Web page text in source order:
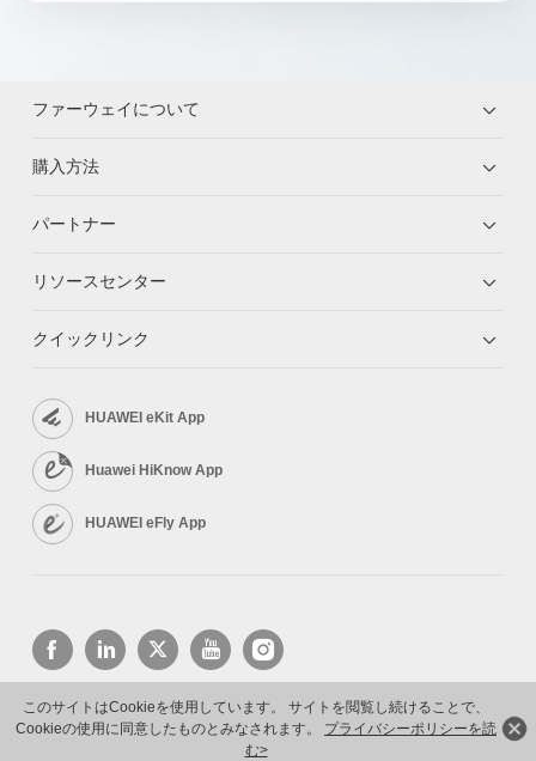
このサイトはCookieを使用しています。 サイトを閲覧し続けることで、
Cookieの使用に同意したものとみなされます。 プライバシーポリシーを読
む>
ファーウェイについて
購入方法
パートナー
リソースセンター
クイックリンク
HUAWEI eKit App
Huawei HiKnow App
HUAWEI eFly App
Copyright © 2026 Huawei Technologies Co., Ltd. All rights reserved.
プライバシーポリシー